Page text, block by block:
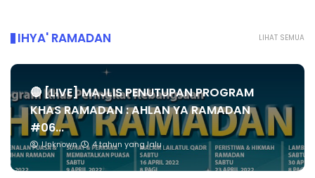
LIHAT SEMUA
IHYA' RAMADAN
🔴 [LIVE] MAJLIS PENUTUPAN PROGRAM
KHAS RAMADAN : AHLAN YA RAMADAN
#06...
Unknown 4 tahun yang lalu